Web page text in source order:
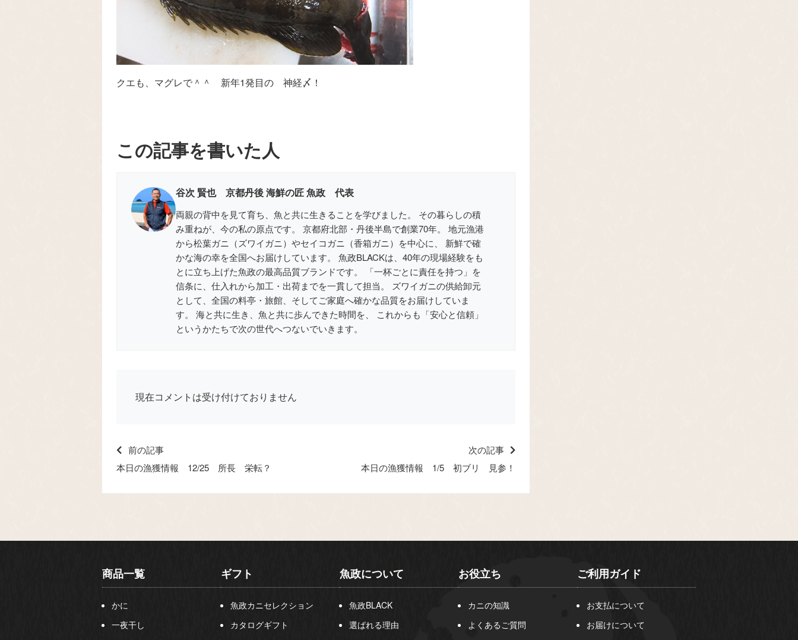
クエも、マグレで＾＾ 新年1発目の 神経〆！
この記事を書いた人
谷次 賢也 京都丹後 海鮮の匠 魚政 代表
両親の背中を見て育ち、魚と共に生きることを学びました。 その暮らしの積
み重ねが、今の私の原点です。 京都府北部・丹後半島で創業70年。 地元漁港
から松葉ガニ（ズワイガニ）やセイコガニ（香箱ガニ）を中心に、 新鮮で確
かな海の幸を全国へお届けしています。 魚政BLACKは、40年の現場経験をも
とに立ち上げた魚政の最高品質ブランドです。 「一杯ごとに責任を持つ」を
信条に、仕入れから加工・出荷までを一貫して担当。 ズワイガニの供給卸元
として、全国の料亭・旅館、そしてご家庭へ確かな品質をお届けしていま
す。 海と共に生き、魚と共に歩んできた時間を、 これからも「安心と信頼」
というかたちで次の世代へつないでいきます。
現在コメントは受け付けておりません
前の記事
本日の漁獲情報 12/25 所長 栄転？
次の記事
本日の漁獲情報 1/5 初ブリ 見参！
商品一覧
かに
一夜干し
ギフト
魚政カニセレクション
カタログギフト
魚政について
魚政BLACK
選ばれる理由
お役立ち
カニの知識
よくあるご質問
ご利用ガイド
お支払について
お届けについて